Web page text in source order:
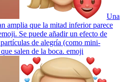
Una
amplia que la mitad inferior parece
Se puede añadir un efecto de
de alegría (como mini-
salen de la boca. emoji